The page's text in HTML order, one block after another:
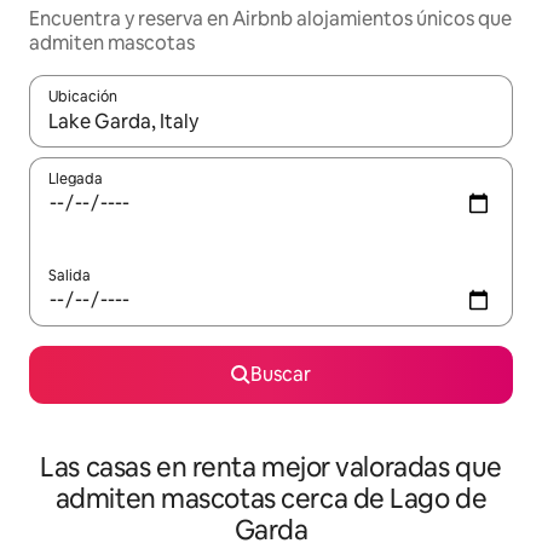
Encuentra y reserva en Airbnb alojamientos únicos que
admiten mascotas
Ubicación
Cuando los resultados estén disponibles, podrás navegar
Llegada
Salida
Buscar
Las casas en renta mejor valoradas que
admiten mascotas cerca de Lago de
Garda